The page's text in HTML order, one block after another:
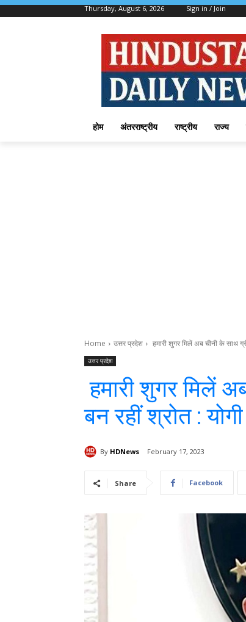
Thursday, August 6, 2026 Sign in / Join
होम अंतरराष्ट्रीय राष्ट्रीय राज्य
Home उत्तर प्रदेश हमारी शुगर मिलें अब चीनी के साथ
उत्तर प्रदेश
हमारी शुगर मिलें
बन रहीं श्रोत : योगी
By HDNews February 17, 2023
Share Facebook